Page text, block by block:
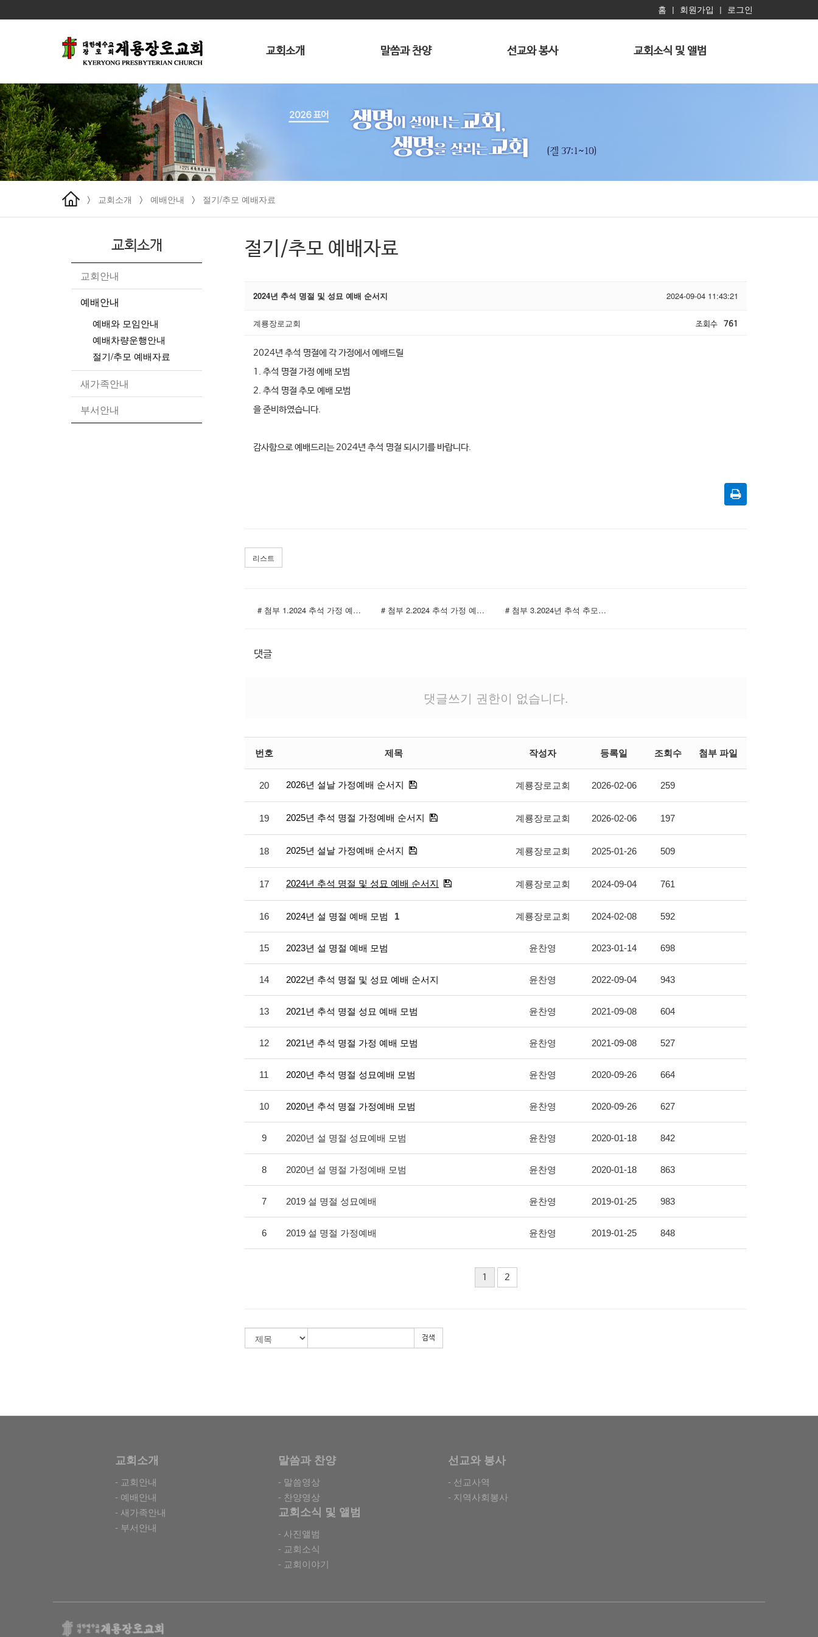
홈 회원가입 로그인
교회소개 말씀과 찬양 선교와 봉사 교회소식 및 앨범
> 교회소개 > 예배안내 > 절기/추모 예배자료
교회소개
교회안내
예배안내
예배와 모임안내
예배차량운행안내
절기/추모 예배자료
새가족안내
부서안내
절기/추모 예배자료
2024년 추석 명절 및 성묘 예배 순서지 2024-09-04 11:43:21
계룡장로교회 조회수 761
2024년 추석 명절에 각 가정에서 예배드릴
1. 추석 명절 가정 예배 모범
2. 추석 명절 추모 예배 모범
을 준비하였습니다.
감사함으로 예배드리는 2024년 추석 명절 되시기를 바랍니다.
리스트
# 첨부 1.2024 추석 가정 예배 순서지001.jpg # 첨부 2.2024 추석 가정 예배 순서지002.jpg # 첨부 3.2024년 추석 추모예배001.jpg
댓글
댓글쓰기 권한이 없습니다.
번호 제목 작성자 등록일 조회수 첨부 파일
20 2026년 설날 가정예배 순서지 계룡장로교회 2026-02-06 259
19 2025년 추석 명절 가정예배 순서지 계룡장로교회 2026-02-06 197
18 2025년 설날 가정예배 순서지 계룡장로교회 2025-01-26 509
17 2024년 추석 명절 및 성묘 예배 순서지 계룡장로교회 2024-09-04 761
16 2024년 설 명절 예배 모범 1 계룡장로교회 2024-02-08 592
15 2023년 설 명절 예배 모범 윤찬영 2023-01-14 698
14 2022년 추석 명절 및 성묘 예배 순서지 윤찬영 2022-09-04 943
13 2021년 추석 명절 성묘 예배 모범 윤찬영 2021-09-08 604
12 2021년 추석 명절 가정 예배 모범 윤찬영 2021-09-08 527
11 2020년 추석 명절 성묘예배 모범 윤찬영 2020-09-26 664
10 2020년 추석 명절 가정예배 모범 윤찬영 2020-09-26 627
9 2020년 설 명절 성묘예배 모범 윤찬영 2020-01-18 842
8 2020년 설 명절 가정예배 모범 윤찬영 2020-01-18 863
7 2019 설 명절 성묘예배 윤찬영 2019-01-25 983
6 2019 설 명절 가정예배 윤찬영 2019-01-25 848
1 2
검색
교회소개
- 교회안내
- 예배안내
- 새가족안내
- 부서안내
말씀과 찬양
- 말씀영상
- 찬양영상
선교와 봉사
- 선교사역
- 지역사회봉사
교회소식 및 앨범
- 사진앨범
- 교회소식
- 교회이야기